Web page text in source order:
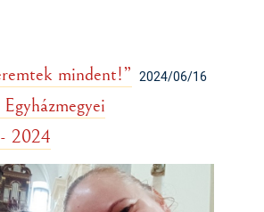
2024/06/16
mindent!”
2024